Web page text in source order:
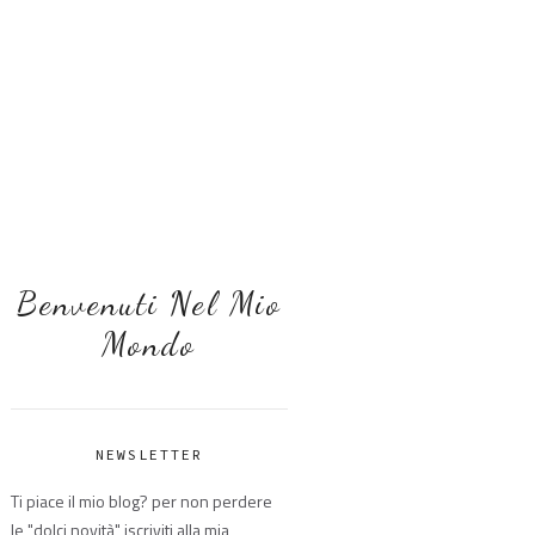
Benvenuti Nel Mio
Mondo
NEWSLETTER
Ti piace il mio blog? per non perdere
le "dolci novità" iscriviti alla mia